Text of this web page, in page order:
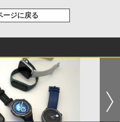
ージに戻る